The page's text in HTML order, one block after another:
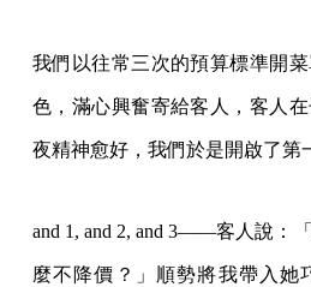
我們以往常三次的預算標準開
色，滿心興奮寄給客人，客人
夜精神愈好，我們於是開啟了第
and 1, and 2, and 3——客人說：
麼不降價？」順勢將我帶入她